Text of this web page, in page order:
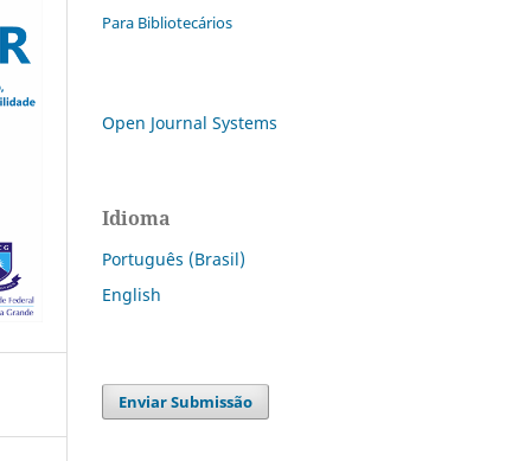
Para Bibliotecários
Open Journal Systems
Idioma
Português (Brasil)
English
Enviar Submissão